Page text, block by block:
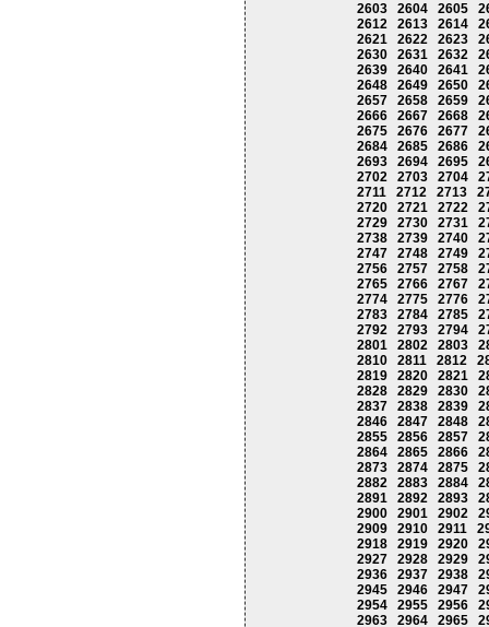
2603
2604 2605
2612
2613 2614
2621
2622 2623
2630
2631 2632
2639
2640 2641
2648
2649 2650
2657
2658 2659
2666
2667 2668
2675
2676 2677
2684
2685 2686
2693
2694 2695
2702
2703 2704
2711
2712 2713
2720
2721 2722
2729
2730 2731
2738
2739 2740
2747
2748 2749
2756
2757 2758
2765
2766 2767
2774
2775 2776
2783
2784 2785
2792
2793 2794
2801
2802 2803
2810
2811 2812
2819
2820 2821
2828
2829 2830
2837
2838 2839
2846
2847 2848
2855
2856 2857
2864
2865 2866
2873
2874 2875
2882
2883 2884
2891
2892 2893
2900
2901 2902
2909
2910 2911
2918
2919 2920
2927
2928 2929
2936
2937 2938
2945
2946 2947
2954
2955 2956
2963
2964 2965